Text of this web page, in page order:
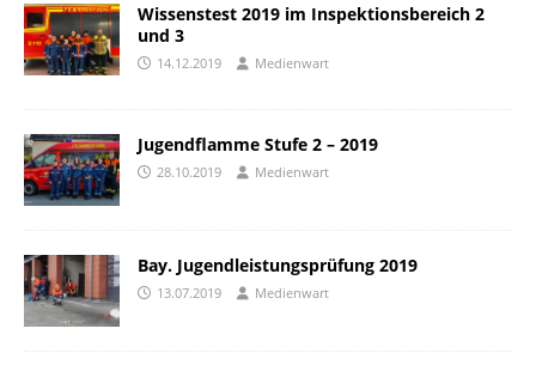
Wissenstest 2019 im Inspektionsbereich 2
und 3
14.12.2019 Medienwart
Jugendflamme Stufe 2 – 2019
28.10.2019 Medienwart
Bay. Jugendleistungsprüfung 2019
13.07.2019 Medienwart